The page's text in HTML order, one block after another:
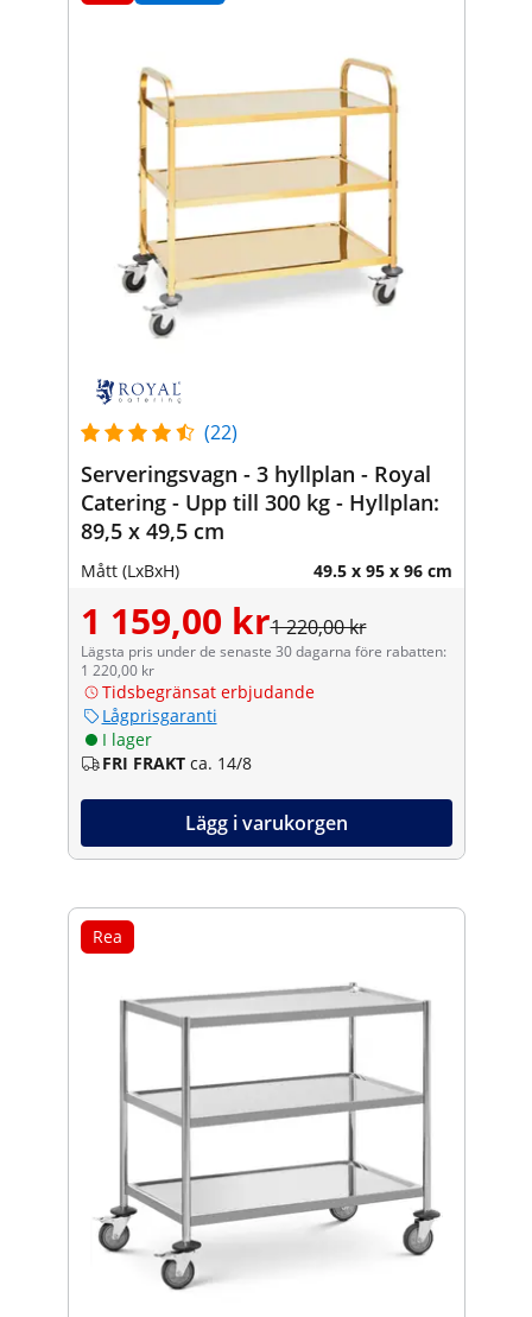
(22)
Serveringsvagn - 3 hyllplan - Royal
Catering - Upp till 300 kg - Hyllplan:
89,5 x 49,5 cm
Mått (LxBxH) 49.5 x 95 x 96 cm
1 159,00 kr1 220,00 kr
Lägsta pris under de senaste 30 dagarna före rabatten:
1 220,00 kr
Tidsbegränsat erbjudande
Lågprisgaranti
I lager
FRI FRAKT ca. 14/8
Lägg i varukorgen
Rea